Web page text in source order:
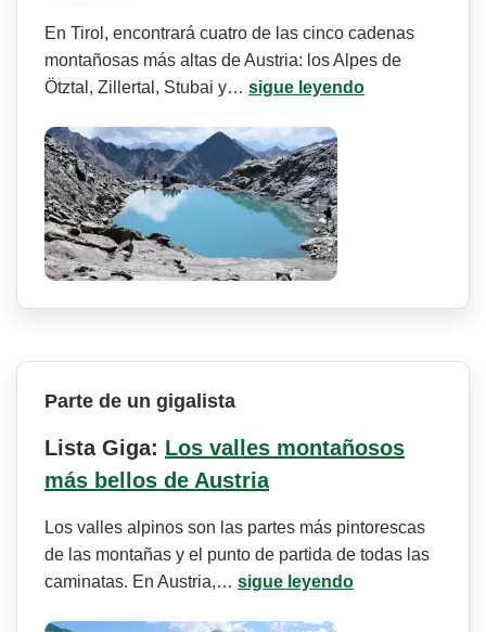
En Tirol, encontrará cuatro de las cinco cadenas
montañosas más altas de Austria: los Alpes de
Ötztal, Zillertal, Stubai y… sigue leyendo
Parte de un gigalista
Lista Giga: Los valles montañosos
más bellos de Austria
Los valles alpinos son las partes más pintorescas
de las montañas y el punto de partida de todas las
caminatas. En Austria,… sigue leyendo